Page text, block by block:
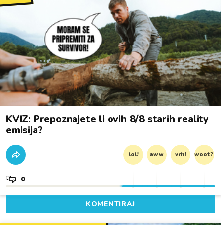
KVIZ: Prepoznajete li ovih 8/8 starih reality
emisija?
lol! aww vrh! woot?!
0
KOMENTIRAJ